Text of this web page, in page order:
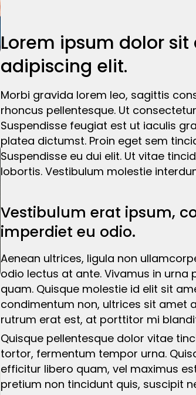
Lorem ipsum dolor
adipiscing elit.
Morbi gravida lorem leo, sagittis
rhoncus pellentesque. Ut
Suspendisse feugiat est ut iaculis
platea dictumst. Proin eget sem
Suspendisse eu dui elit. Ut vitae
lobortis. Vestibulum molestie
Vestibulum erat ipsum,
imperdiet eu odio.
Aenean ultrices, ligula non
odio lectus at ante. Vivamus in
quam. Quisque molestie id elit sit
condimentum non, ultrices sit amet
rutrum erat est, at porttitor mi
Quisque pellentesque dolor vitae
tortor, fermentum tempor urna.
efficitur libero quam, vel maximus
pretium non tincidunt quis, suscipit